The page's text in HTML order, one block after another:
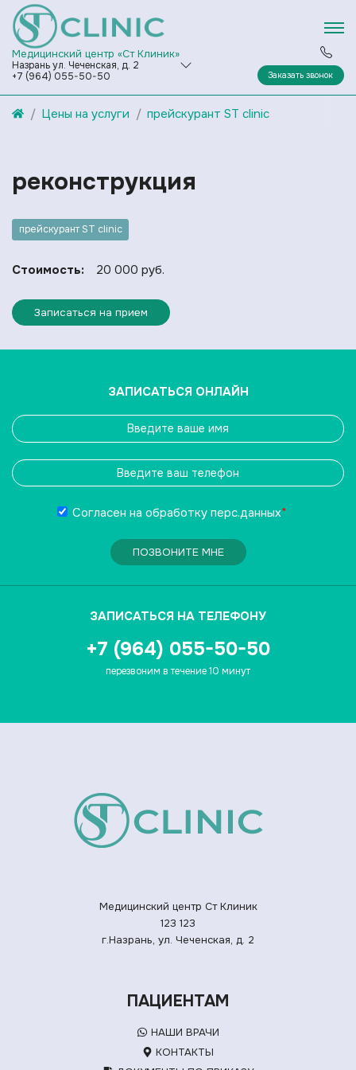
Медицинский центр «Ст Клиник»
Назрань ул. Чеченская, д. 2
+7 (964) 055-50-50
Заказать звонок
Цены на услуги прейскурант ST clinic
реконструкция
прейскурант ST clinic
Стоимость: 20 000 руб.
Записаться на прием
ЗАПИСАТЬСЯ ОНЛАЙН
Согласен на обработку перс.данных*
ПОЗВОНИТЕ МНЕ
ЗАПИСАТЬСЯ НА ТЕЛЕФОНУ
+7 (964) 055-50-50
перезвоним в течение 10 минут
Медицинский центр Ст Клиник
123 123
г.Назрань, ул. Чеченская, д. 2
ПАЦИЕНТАМ
НАШИ ВРАЧИ
КОНТАКТЫ